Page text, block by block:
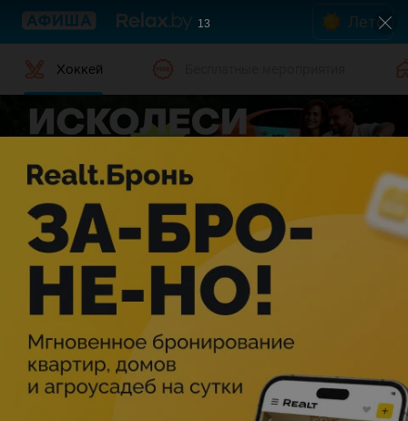
Лето
Хоккей
Хоккей в Несвиже
Дата Несвиж
13